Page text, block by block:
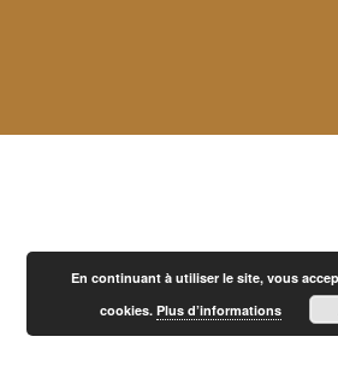
En continuant à utiliser le site, vous
cookies.Plus d’informations